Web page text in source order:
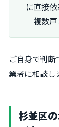
に直接依
複数戸
ご自身で判
業者に相談し
杉並区